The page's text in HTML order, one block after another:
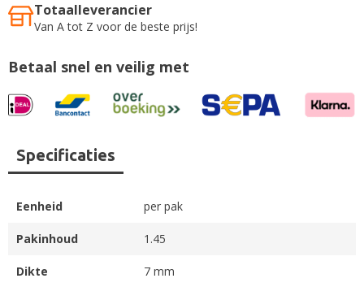
Totaalleverancier
Van A tot Z voor de beste prijs!
Betaal snel en veilig met
Specificaties
Eenheid per pak
Pakinhoud 1.45
Dikte 7 mm